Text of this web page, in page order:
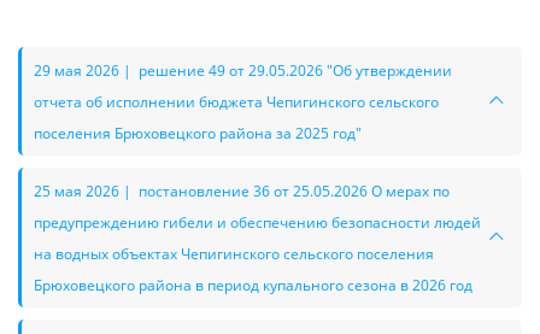
29 мая 2026 | решение 49 от 29.05.2026 "Об утверждении
отчета об исполнении бюджета Чепигинского сельского
поселения Брюховецкого района за 2025 год"
25 мая 2026 | постановление 36 от 25.05.2026 О мерах по
предупреждению гибели и обеспечению безопасности людей
на водных объектах Чепигинского сельского поселения
Брюховецкого района в период купального сезона в 2026 год